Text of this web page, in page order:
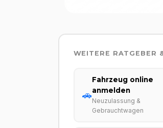
WEITERE RATGEBER
🚗
Fahrzeug online
anmelden
Neuzulassung &
Gebrauchtwagen